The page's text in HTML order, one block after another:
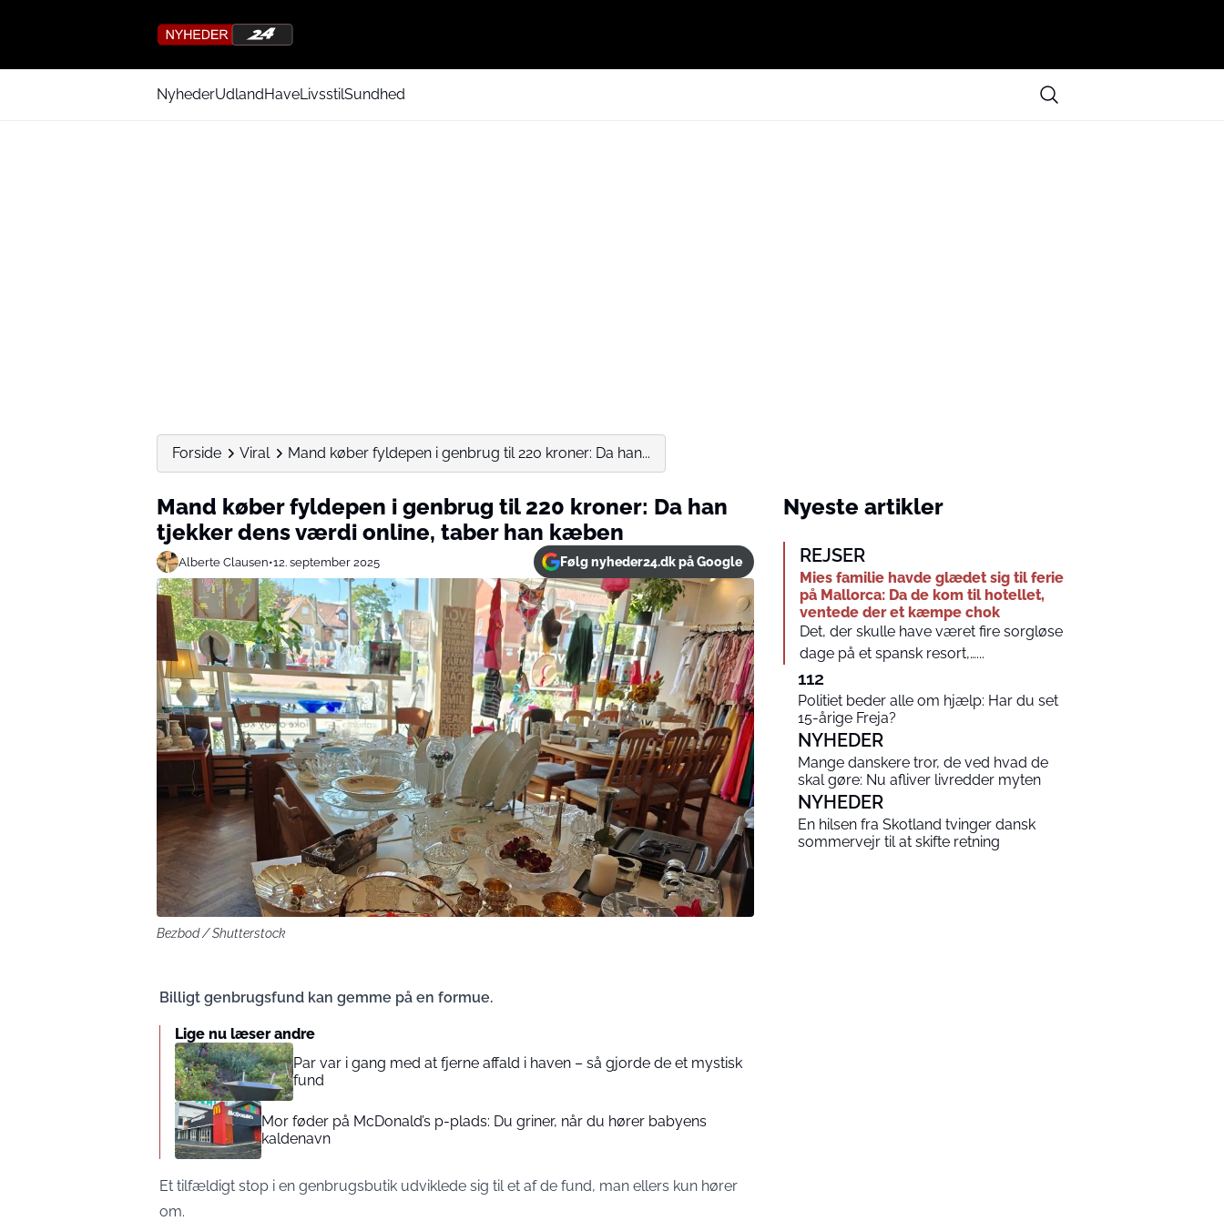
NyhederUdlandHaveLivsstilSundhed
Forside Viral Mand køber fyldepen i genbrug til 220 kroner: Da han...
Mand køber fyldepen i genbrug til 220 kroner: Da han
tjekker dens værdi online, taber han kæben
Alberte Clausen•12. september 2025 Følg nyheder24.dk på Google
Bezbod / Shutterstock
Billigt genbrugsfund kan gemme på en formue.
Lige nu læser andre
Par var i gang med at fjerne affald i haven – så gjorde de et mystisk
fund
Mor føder på McDonald’s p-plads: Du griner, når du hører babyens
kaldenavn
Et tilfældigt stop i en genbrugsbutik udviklede sig til et af de fund, man ellers kun hører
om.
Nyeste artikler
REJSER
Mies familie havde glædet sig til ferie
på Mallorca: Da de kom til hotellet,
ventede der et kæmpe chok
Det, der skulle have været fire sorgløse
dage på et spansk resort,…...
112
Politiet beder alle om hjælp: Har du set
15-årige Freja?
NYHEDER
Mange danskere tror, de ved hvad de
skal gøre: Nu afliver livredder myten
NYHEDER
En hilsen fra Skotland tvinger dansk
sommervejr til at skifte retning